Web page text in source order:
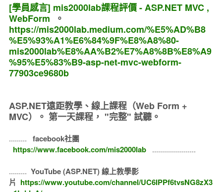
[學員感言] mis2000lab課程評價 - ASP.NET MVC ,
WebForm 。
https://mis2000lab.medium.com/%E5%AD%B8
%E5%93%A1%E6%84%9F%E8%A8%80-
mis2000lab%E8%AA%B2%E7%A8%8B%E8%A9
%95%E5%83%B9-asp-net-mvc-webform-
77903ce9680b
ASP.NET遠距教學、線上課程（Web Form +
MVC）。 第一天課程， "完整" 試聽。
.........
facebook社團
https://www.facebook.com/mis2000lab
......................
......... YouTube (ASP.NET) 線上教學影
片 https://www.youtube.com/channel/UC6IPPf6tvsNG8zX3